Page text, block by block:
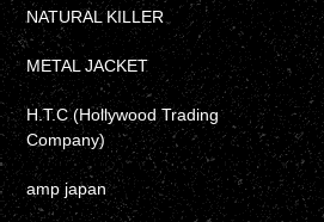
NATURAL KILLER
METAL JACKET
H.T.C (Hollywood Trading
Company)
amp japan